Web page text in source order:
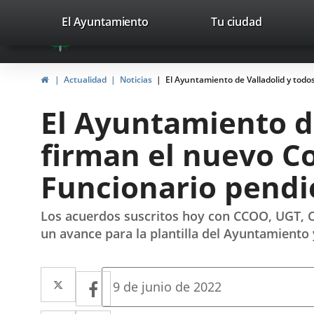
Portal
Web
del
Valladolid
avaTop
valladolid.es
El Ayuntamiento Tu ciudad
HomeActualidad Noticias El Ayuntamiento de Valladolid y
El Ayuntamiento
firman el nuevo
Funcionario
Los acuerdos suscritos hoy con CCOO,
un avance para la plantilla del
Twitter
Enlace
a
Facebook
Enlace
a
Fecha
9 de junio de 2022